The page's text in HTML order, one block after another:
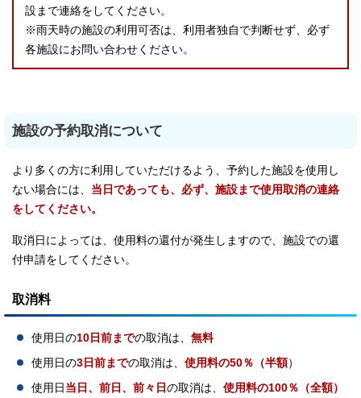
設まで連絡をしてください。
※雨天時の施設の利用可否は、利用者独自で判断せず、必ず
各施設にお問い合わせください。
施設の予約取消について
より多くの方に利用していただけるよう、予約した施設を使用し
ない場合には、 当日であっても、必ず、 施設まで使用取消の連絡
をしてください。
取消日によっては、使用料の還付が発生しますので、施設での還
付申請をしてください。
取消料
使用日の10日前までの取消は、 無料
使用日の3日前までの取消は、 使用料の50％（半額）
使用日 当日、前日、前々日 の取消は、 使用料の100％（全額）